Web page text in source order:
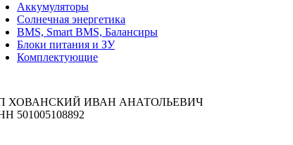
Аккумуляторы
Солнечная энергетика
BMS, Smart BMS, Балансиры
Блоки питания и ЗУ
Комплектующие
ХОВАНСКИЙ ИВАН АНАТОЛЬЕВИЧ
501005108892